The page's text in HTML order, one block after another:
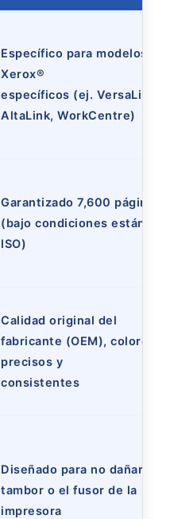
Específico para modelos
Xerox®
específicos (ej. VersaLink,
AltaLink, WorkCentre)
Garantizado 7,600 páginas
(bajo condiciones estándar
ISO)
Calidad original del
fabricante (OEM), colores
precisos y
consistentes
Diseñado para no dañar el
tambor o el fusor de la
impresora